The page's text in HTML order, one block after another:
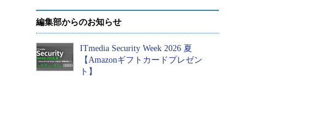
編集部からのお知らせ
ITmedia Security Week 2026 夏
【Amazonギフトカードプレゼン
ト】